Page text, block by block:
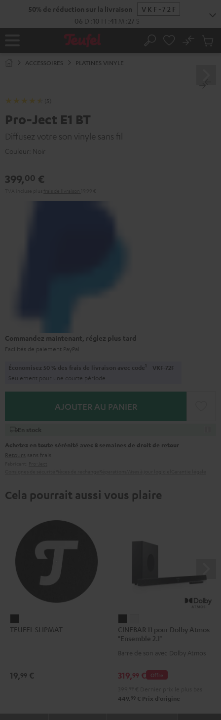
50% de réduction sur la livraison
VKF-72F
06 D 10 H 41 M 27 S
Page
Rechercher
No
ACCESSOIRES PLATINES VINYLE
(5)
Pro-Ject E1 BT
Diffusez votre son vinyle sans fil
Couleur: Noir
399,00 €
Commandez maintenant, réglez plus tard
Facilités de paiement PayPal
Économisez 50 % des frais de livraison avec code1 VKF-72F
Seulement pour une courte période
AJOUTER AU PANIER
En stock
Achetez en toute sérénité avec 8 semaines de droit de retour
Retours sans frais
Cela pourrait aussi vous plaire
SLIPMAT
TEUFEL SLIPMAT
19,99 €
11
pour
Dolby
"Ensemble
Noir
11
pour
Dolby
"Ensemble
Blanc
CINEBAR 11 pour Dolby Atmos
"Ensemble 2.1"
Barre de son avec Dolby Atmos
Offre
319,99 €
449, 99 € Prix d'origine